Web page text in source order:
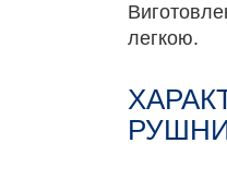
легкою.